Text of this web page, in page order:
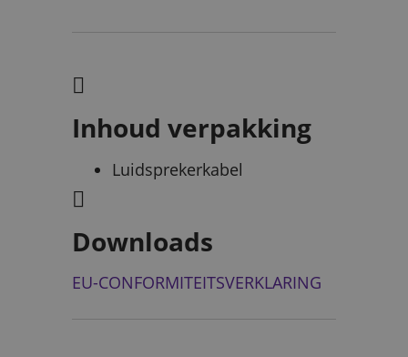
Inhoud verpakking
Luidsprekerkabel
Downloads
EU-CONFORMITEITSVERKLARING